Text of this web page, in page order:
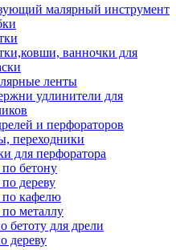
малярный инструмент
ванночки для
ленты
удлинители для
и перфораторов
переходники
для перфоратора
бетону
дереву
кафелю
металлу
бетоту для дрели
дереву